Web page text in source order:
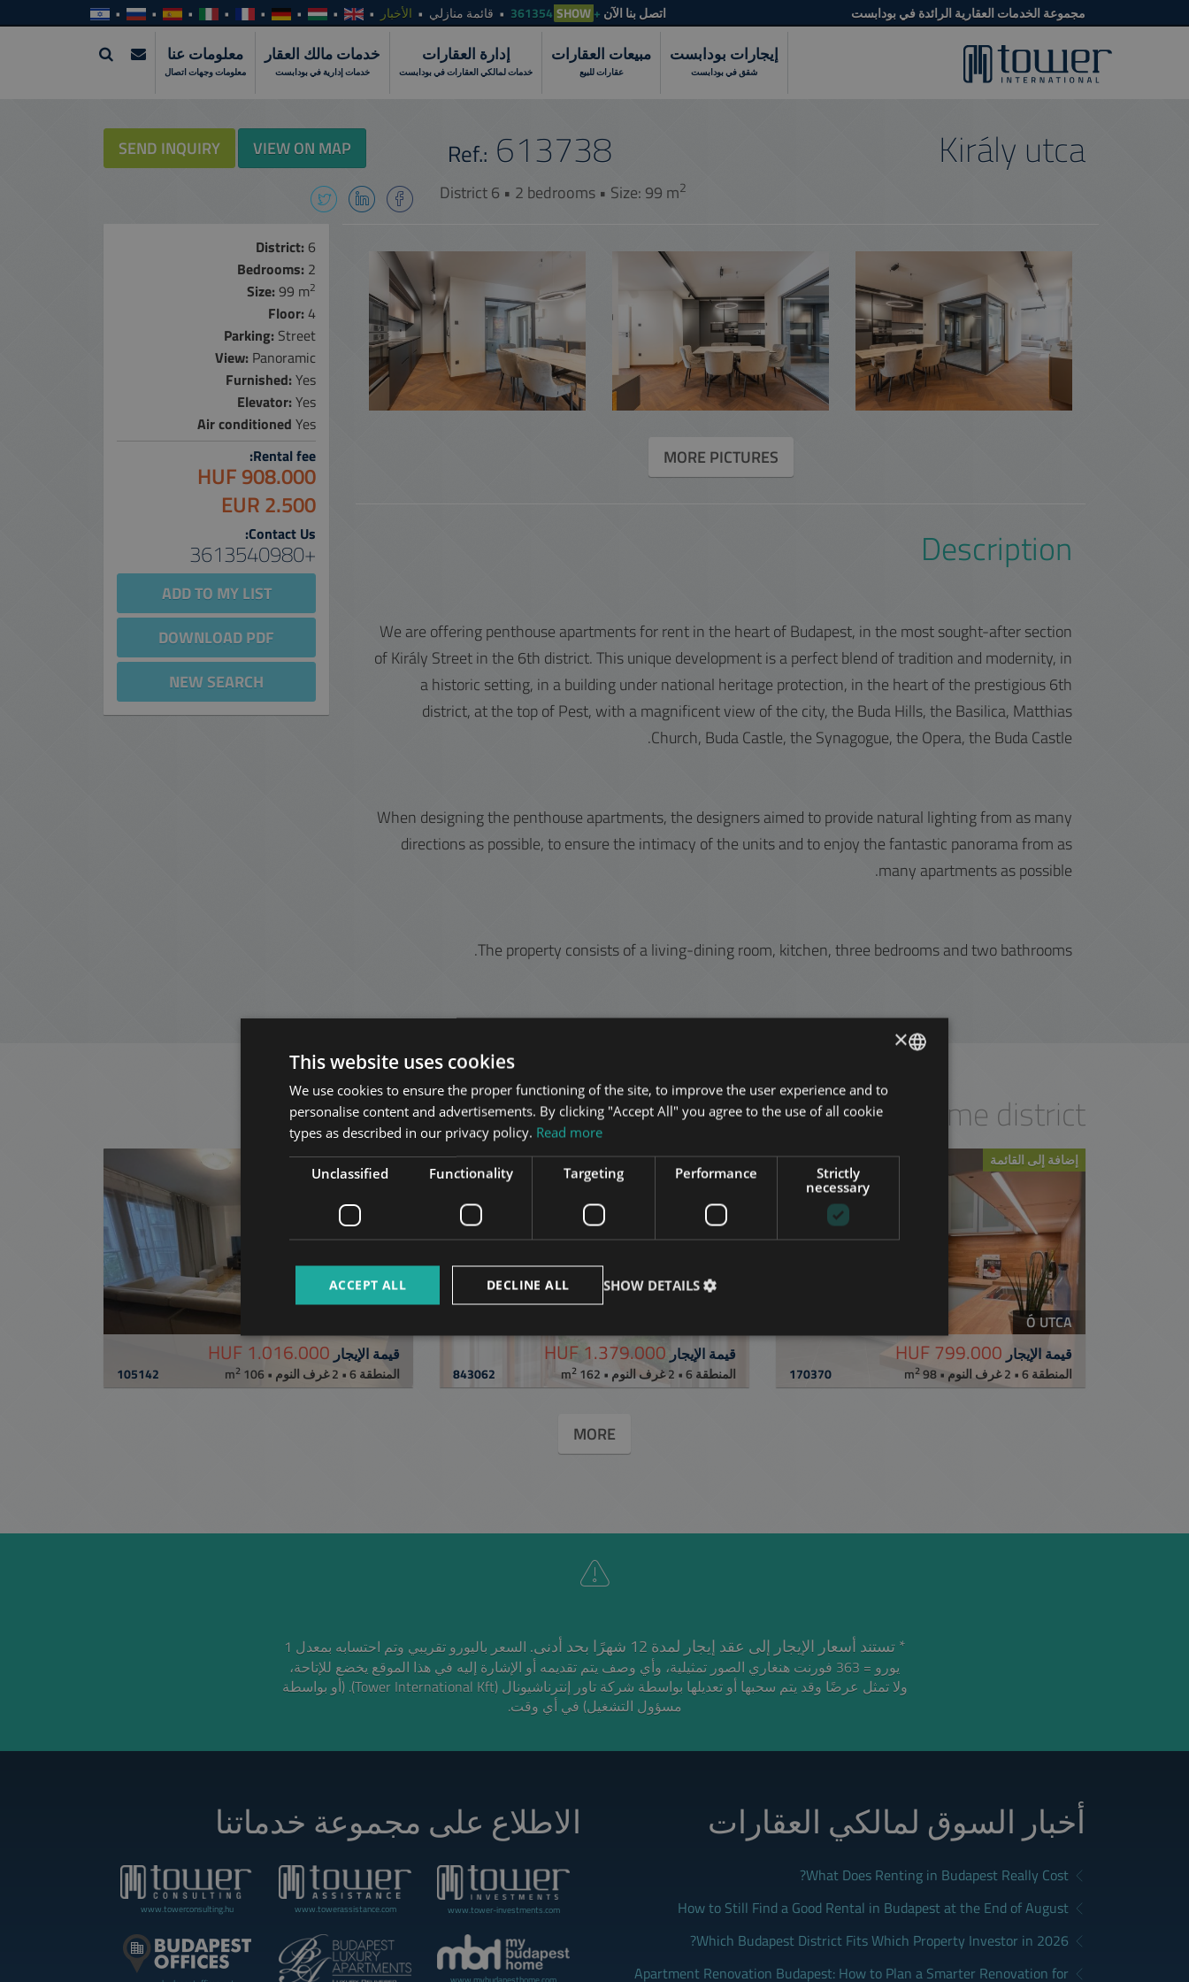
مجموعة الخدمات العقارية الرائدة في بودابست اتصل بنا الآن +361354
SHOW قائمة منازلي الأخبار
إيجارات بودابست
شقق في بودابست
مبيعات العقارات
عقارات للبيع
إدارة العقارات
خدمات لمالكي العقارات في بودابست
خدمات مالك العقار
خدمات إدارية في بودابست
معلومات عنا
معلومات وجهات اتصال
Király utca
Ref.: 613738
District 6 • 2 bedrooms • Size: 99 m2
VIEW ON MAP
SEND INQUIRY
MORE PICTURES
Description
We are offering penthouse apartments for rent in the heart of Budapest, in the most sought-after section
of Király Street in the 6th district. This unique development is a perfect blend of tradition and modernity, in
a historic setting, in a building under national heritage protection, in the heart of the prestigious 6th
district, at the top of Pest, with a magnificent view of the city, the Buda Hills, the Basilica, Matthias
Church, Buda Castle, the Synagogue, the Opera, the Buda Castle.
When designing the penthouse apartments, the designers aimed to provide natural lighting from as many
directions as possible, to ensure the intimacy of the units and to enjoy the fantastic panorama from as
many apartments as possible.
The property consists of a living-dining room, kitchen, three bedrooms and two bathrooms.
District: 6
Bedrooms: 2
Size: 99 m2
Floor: 4
Parking: Street
View: Panoramic
Furnished: Yes
Elevator: Yes
Air conditioned Yes
Rental fee:
908.000 HUF
2.500 EUR
Contact Us:
+3613540980
ADD TO MY LIST
DOWNLOAD PDF
NEW SEARCH
Related apartments in Budapestin the same district
إضافة إلى القائمة
Ó UTCA
قيمة الإيجار 799.000 HUF
المنطقة 6 • 2 غرف النوم • 98 m 2
170370
إضافة إلى القائمة
قيمة الإيجار 1.379.000 HUF
المنطقة 6 • 2 غرف النوم • 162 m 2
843062
إضافة إلى القائمة
قيمة الإيجار 1.016.000 HUF
المنطقة 6 • 2 غرف النوم • 106 m 2
105142
MORE
* تستند أسعار الإيجار إلى عقد إيجار لمدة 12 شهرًا بحد أدنى.
السعر باليورو تقريبي وتم احتسابه بمعدل 1
يورو = 363 فورنت هنغاري
الصور تمثيلية، وأي وصف يتم تقديمه أو الإشارة إليه في هذا الموقع يخضع للإتاحة،
ولا تمثل عرضًا وقد يتم سحبها أو تعديلها بواسطة شركة تاور إنترناشيونال (Tower International Kft). (أو بواسطة
مسؤول التشغيل) في أي وقت.
أخبار السوق لمالكي العقارات
What Does Renting in Budapest Really Cost?
How to Still Find a Good Rental in Budapest at the End of August
Which Budapest District Fits Which Property Investor in 2026?
Apartment Renovation Budapest: How to Plan a Smarter Renovation for
الاطلاع على مجموعة خدماتنا
www.tower-investments.com
www.towerassistance.com
www.towerconsulting.hu
ENGLISH
HUNGARIAN
FRENCH
SPANISH
×
This website uses cookies
We use cookies to ensure the proper functioning of the site, to improve the user experience and to
personalise content and advertisements. By clicking "Accept All" you agree to the use of all cookie
types as described in our privacy policy. Read more
Strictly
necessary
Performance
Targeting
Functionality
Unclassified
ACCEPT ALL DECLINE ALL SHOW DETAILS